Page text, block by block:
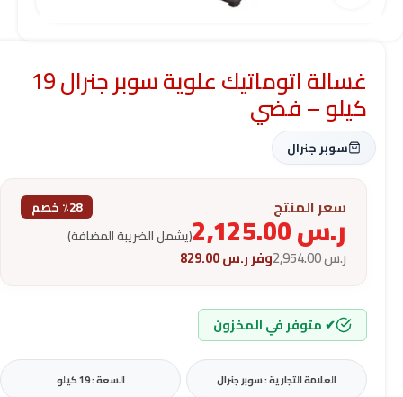
غسالة اتوماتيك علوية سوبر جنرال 19
كيلو – فضي
سوبر جنرال
سعر المنتج ٪28 خصم
ر.س (يشمل الضريبة المضافة)
ر.س2,954.00 وفرر.س
✔ متوفر في المخزون
العلامة التجارية : سوبر جنرال السعة : 19 كيلو